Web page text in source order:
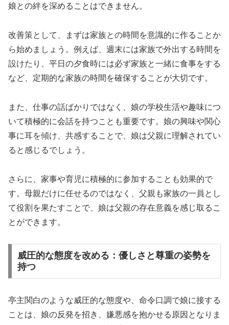
娘との絆を深めることはできません。
改善策として、まずは家族との時間を意識的に作ることか
ら始めましょう。例えば、週末には家族で外出する時間を
設けたり、平日の夕食時には必ず家族と一緒に食事をする
など、定期的な家族の時間を確保することが大切です。
また、仕事の話ばかりではなく、娘の学校生活や趣味につ
いて積極的に会話を持つことも重要です。娘の興味や関心
事に耳を傾け、共感することで、娘は父親に理解されてい
ると感じるでしょう。
さらに、家事や育児に積極的に参加することも効果的で
す。母親だけに任せるのではなく、父親も家族の一員とし
て役割を果たすことで、娘は父親の存在意義を感じ取るこ
とができます。
威圧的な態度を改める：優しさと尊重の姿勢を
持つ
亭主関白のような威圧的な態度や、命令口調で娘に接する
ことは、娘の反発を招き、嫌悪感を抱かせる原因となりま